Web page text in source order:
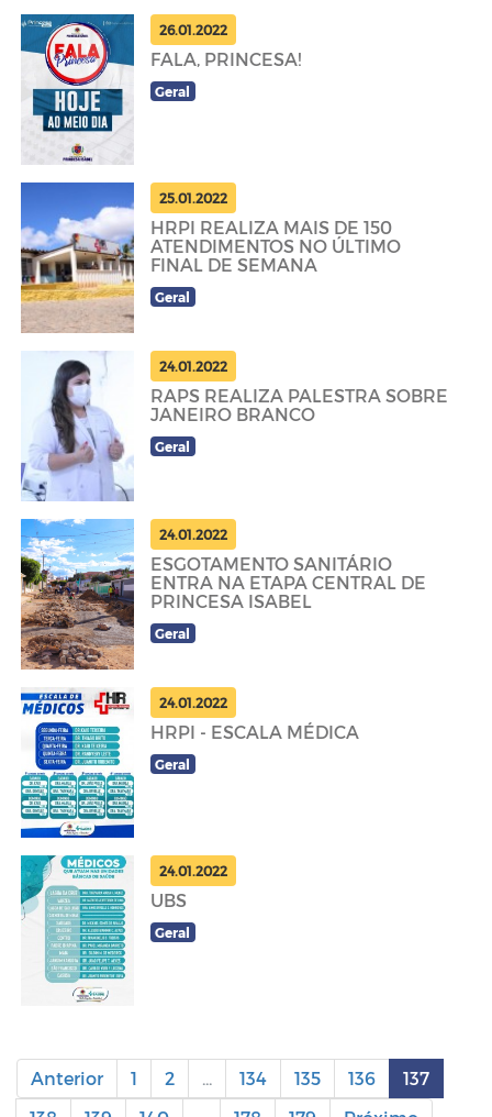
26.01.2022
FALA, PRINCESA!
Geral
25.01.2022
HRPI REALIZA MAIS DE 150
ATENDIMENTOS NO ÚLTIMO
FINAL DE SEMANA
Geral
24.01.2022
RAPS REALIZA PALESTRA SOBRE
JANEIRO BRANCO
Geral
24.01.2022
ESGOTAMENTO SANITÁRIO
ENTRA NA ETAPA CENTRAL DE
PRINCESA ISABEL
Geral
24.01.2022
HRPI - ESCALA MÉDICA
Geral
24.01.2022
UBS
Geral
Anterior 1 2 ... 134 135 136
137